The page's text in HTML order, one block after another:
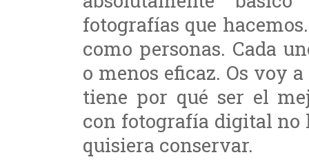
fotografías que
como personas. Cada
o menos eficaz. Os voy
tiene por qué ser el
con fotografía digital no
quisiera conservar.